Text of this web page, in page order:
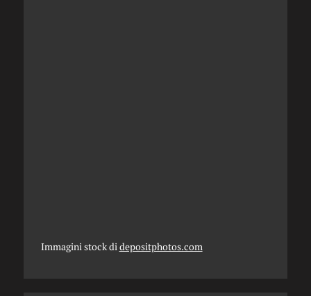
Immagini stock di depositphotos.com